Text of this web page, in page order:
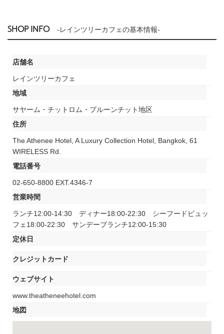
SHOP INFO -レインツリーカフェの基本情報-
店舗名
レインツリーカフェ
地域
サヤーム・チットロム・プルーンチット地区
住所
The Athenee Hotel, A Luxury Collection Hotel, Bangkok, 61
WIRELESS Rd.
電話番号
02-650-8800 EXT.4346-7
営業時間
ランチ12:00-14:30 ディナー18:00-22:30 シーフードビュッ
フェ18:00-22:30 サンデーブランチ12:00-15:30
定休日
クレジットカード
ウェブサイト
www.theatheneehotel.com
地図